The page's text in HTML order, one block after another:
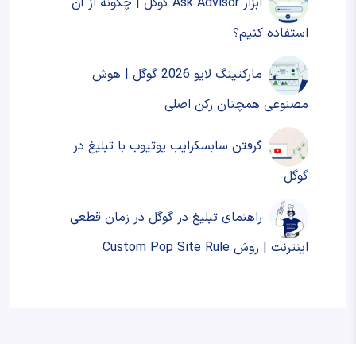
استفاده کنیم؟
مارکتینگ لایو 2026 گوگل | هوش
مصنوعی همچنان رکن اصلی
گرفتن سابسکرایب یوتیوب با تبلیغ در
گوگل
راهنمای تبلیغ در گوگل در زمان قطعی
اینترنت | روش Custom Pop Site Rule